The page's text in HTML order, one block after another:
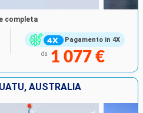
Pagamento in 4X
completa
da 1 077 €
AUSTRALIA